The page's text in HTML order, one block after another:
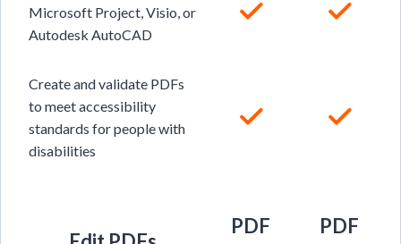
Microsoft Project, Visio, or
Autodesk AutoCAD
Create and validate PDFs
to meet accessibility
standards for people with
disabilities
PDF PDF